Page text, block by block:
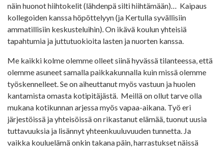
näin huonot hiihtokelit (lähdenpä silti hiihtämään)… Kaipaus
kollegoiden kanssa höpöttelyyn (ja Kertulla syvällisiin
ammatillisiin keskusteluihin). On ikävä koulun yhteisiä
tapahtumia ja juttutuokioita lasten ja nuorten kanssa.
Me kaikki kolme olemme olleet siinä hyvässä tilanteessa, että
olemme asuneet samalla paikkakunnalla kuin missä olemme
työskennelleet. Se on aiheuttanut myös vastuun ja huolen
kantamista omasta kotipitäjästä. Meillä on ollut tarve olla
mukana kotikunnan arjessa myös vapaa-aikana. Työ eri
järjestöissä ja yhteisöissä on rikastanut elämää, tuonut uusia
tuttavuuksia ja lisännyt yhteenkuuluvuuden tunnetta. Ja
vaikka kouluelämä onkin takana päin, harrastukset näissä